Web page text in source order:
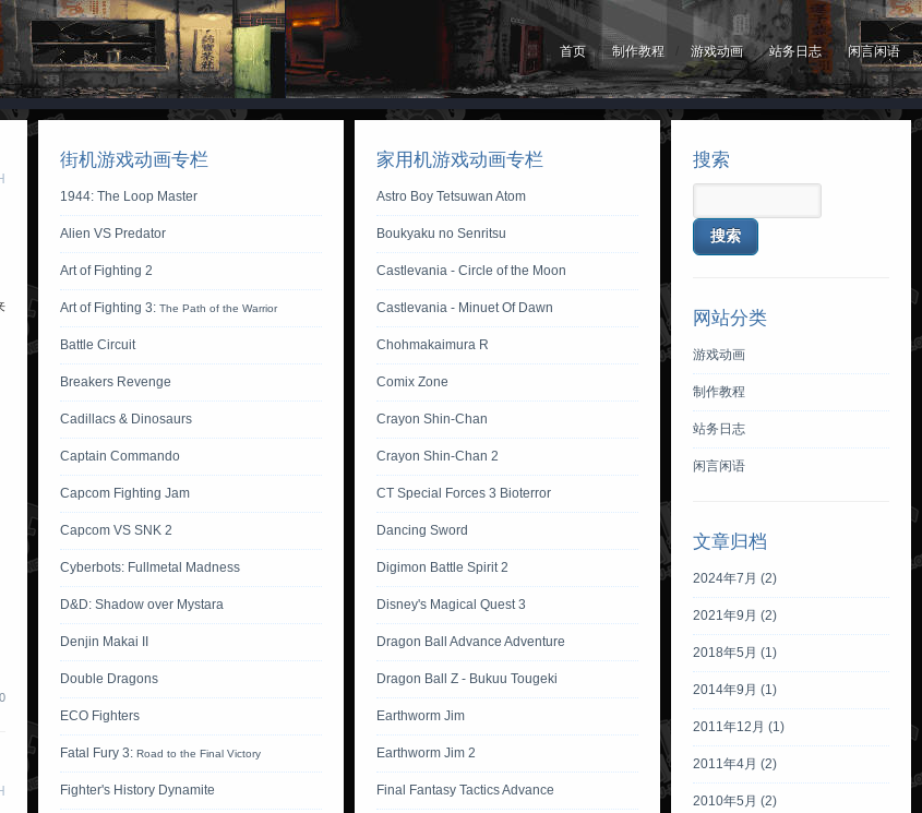
首页 制作教程 游戏动画 站务日志 闲言闲语
街机游戏动画专栏
1944: The Loop Master
Alien VS Predator
Art of Fighting 2
Art of Fighting 3: The Path of the Warrior
Battle Circuit
Breakers Revenge
Cadillacs & Dinosaurs
Captain Commando
Capcom Fighting Jam
Capcom VS SNK 2
Cyberbots: Fullmetal Madness
D&D: Shadow over Mystara
Denjin Makai II
Double Dragons
ECO Fighters
Fatal Fury 3: Road to the Final Victory
Fighter's History Dynamite
家用机游戏动画专栏
Astro Boy Tetsuwan Atom
Boukyaku no Senritsu
Castlevania - Circle of the Moon
Castlevania - Minuet Of Dawn
Chohmakaimura R
Comix Zone
Crayon Shin-Chan
Crayon Shin-Chan 2
CT Special Forces 3 Bioterror
Dancing Sword
Digimon Battle Spirit 2
Disney's Magical Quest 3
Dragon Ball Advance Adventure
Dragon Ball Z - Bukuu Tougeki
Earthworm Jim
Earthworm Jim 2
Final Fantasy Tactics Advance
搜索
网站分类
游戏动画
制作教程
站务日志
闲言闲语
文章归档
2024年7月 (2)
2021年9月 (2)
2018年5月 (1)
2014年9月 (1)
2011年12月 (1)
2011年4月 (2)
2010年5月 (2)